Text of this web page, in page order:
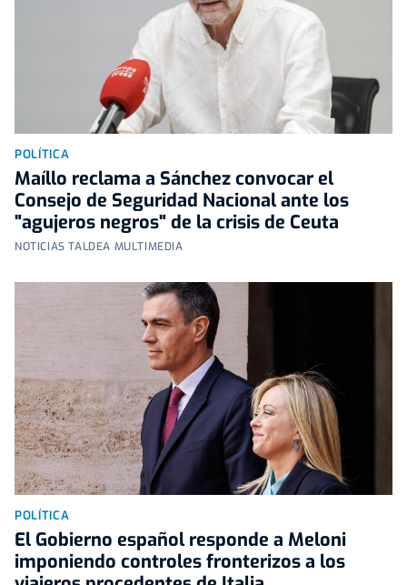
POLÍTICA
Maíllo reclama a Sánchez convocar el
Consejo de Seguridad Nacional ante los
"agujeros negros" de la crisis de Ceuta
NOTICIAS TALDEA MULTIMEDIA
POLÍTICA
El Gobierno español responde a Meloni
imponiendo controles fronterizos a los